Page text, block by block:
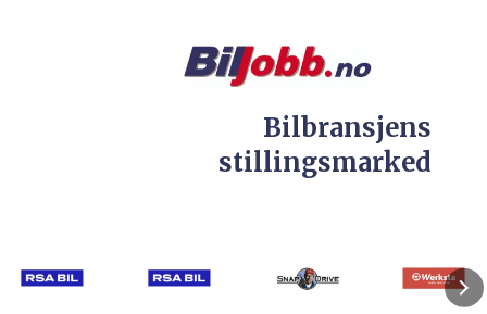
Bilbransjens
stillingsmarked